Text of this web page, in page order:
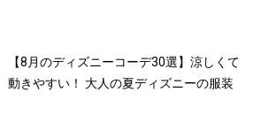
【8月のディズニーコーデ30選】涼しくて
動きやすい！ 大人の夏ディズニーの服装